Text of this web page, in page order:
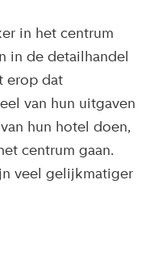
in het centrum
in de detailhandel
erop dat
van hun uitgaven
hun hotel doen,
centrum gaan.
veel gelijkmatiger